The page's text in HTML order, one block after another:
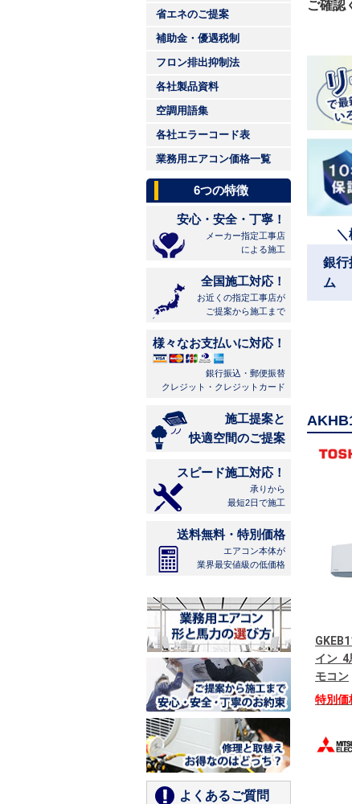
省エネのご提案
補助金・優遇税制
フロン排出抑制法
各社製品資料
空調用語集
各社エラーコード表
業務用エアコン価格一覧
6つの特徴
安心・安全・丁寧！
メーカー指定工事店
による施工
全国施工対応！
お近くの指定工事店が
ご提案から施工まで
様々なお支払いに対応！
銀行振込・郵便振替
クレジット・クレジットカード
施工提案と
快適空間のご提案
スピード施工対応！
承りから
最短2日で施工
送料無料・特別価格
エアコン本体が
業界最安値級の低価格
よくあるご質問
ご確認
銀
ム
イン 4
モコン
特別価